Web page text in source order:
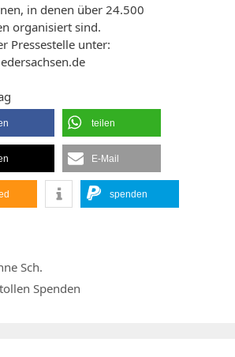
in denen über 24.500
organisiert sind.
Pressestelle unter:
teilen
E-Mail
spenden
Sch.
Spenden